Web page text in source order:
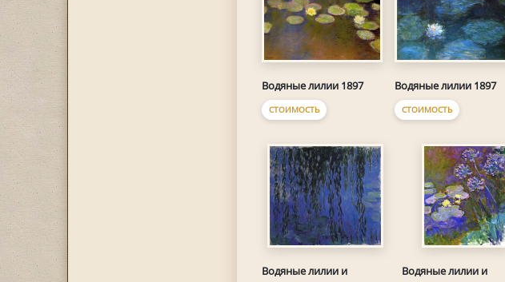
Водяные лилии 1897
СТОИМОСТЬ
Водяные лилии 1897
СТОИМОСТЬ
Водяные лилии и
Водяные лилии и